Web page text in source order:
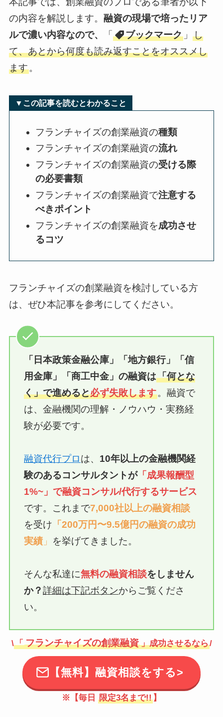
の内容を解説します。 融資の現場で培ったリア
ルで濃い内容なので、
「 ブックマーク」 し
て、あとから何度も読み返すことをオススメし
ます。
▼この記事を読むとわかること
フランチャイズの創業融資の種類
フランチャイズの創業融資の流れ
フランチャイズの創業融資の受ける際
の必要書類
フランチャイズの創業融資で注意する
べきポイント
フランチャイズの創業融資を成功させ
るコツ
フランチャイズの創業融資を検討している方
は、ぜひ本記事を参考にしてください。
「日本政策金融公庫」「地方銀行」「信
用金庫」
「商工中金」の融資は「何とな
く」で進めると必ず失敗します。融資で
は、金融機関の理解・ノウハウ・実務経
験が必要です。
融資代行プロは、 10年以上の金融機関経
験のあるコンサルタントが「成果報酬型
1%~」で融資コンサル/代行するサービス
です。これまで7,000社以上の融資相談
を受け 「200万円〜9.5億円の融資の成功
実績 」 を挙げてきました。
そんな私達に無料の融資相談をしません
か？詳細は下記ボタンからご覧くださ
い。
\「 フランチャイズの創業融資 」成功させるなら/
【無料】融資相談をする>
※【毎日 限定3名まで!! 】